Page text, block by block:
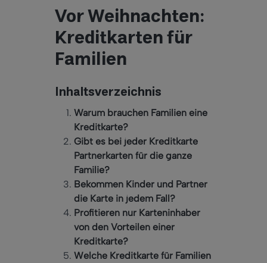
Vor Weihnachten:
Kreditkarten für
Familien
Inhaltsverzeichnis
Warum brauchen Familien eine
Kreditkarte?
Gibt es bei jeder Kreditkarte
Partnerkarten für die ganze
Familie?
Bekommen Kinder und Partner
die Karte in jedem Fall?
Profitieren nur Karteninhaber
von den Vorteilen einer
Kreditkarte?
Welche Kreditkarte für Familien